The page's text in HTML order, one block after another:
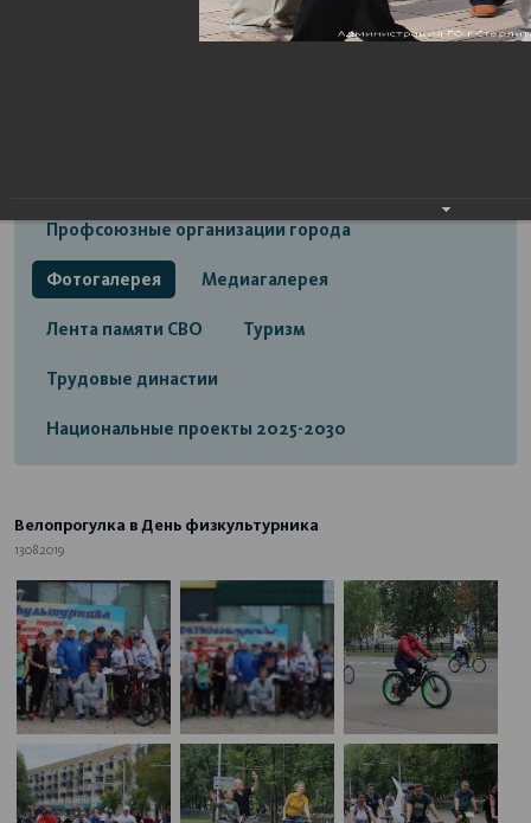
Инвестиционная привлекательность
Профсоюзные организации города
Фотогалерея Медиагалерея
Лента памяти СВО Туризм
Трудовые династии
Национальные проекты 2025-2030
Велопрогулка в День физкультурника
13.08.2019